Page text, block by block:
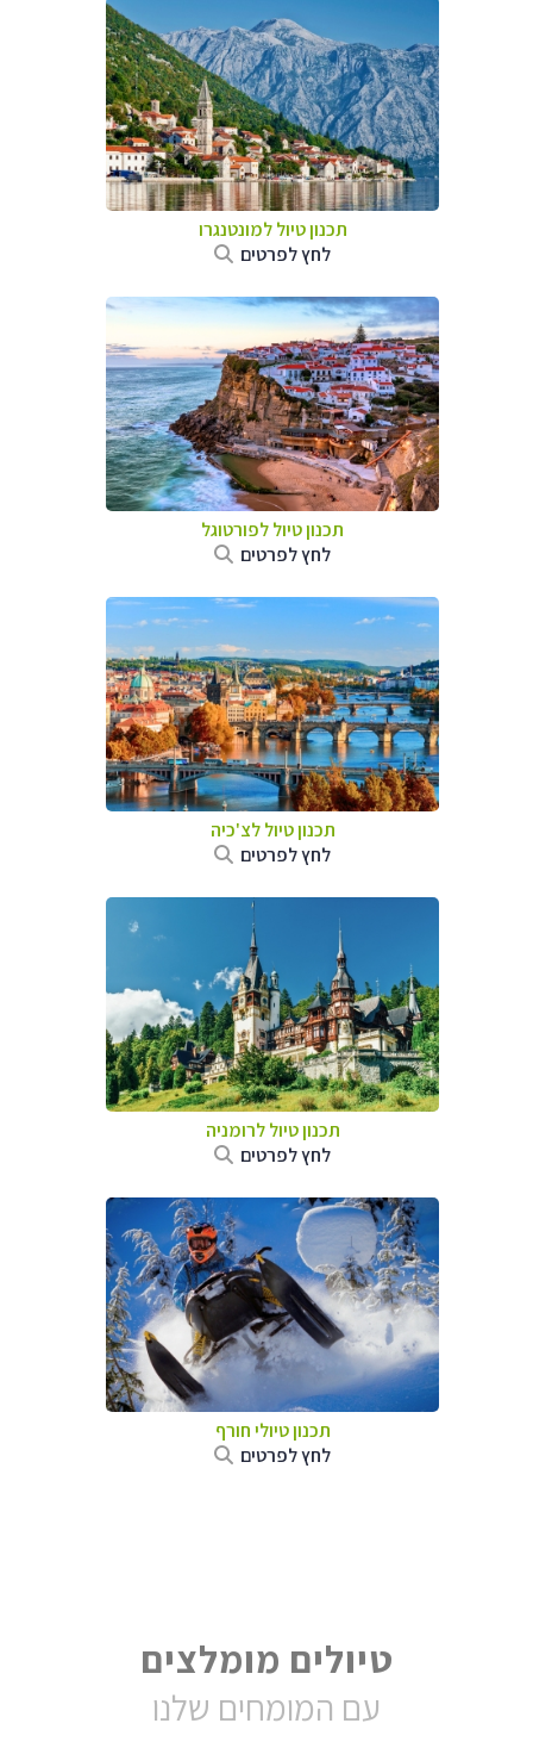
תכנון טיול למונטנגרו
לחץ לפרטים
תכנון טיול לפורטוגל
לחץ לפרטים
תכנון טיול לצ'כיה
לחץ לפרטים
תכנון טיול לרומניה
לחץ לפרטים
תכנון טיולי חורף
לחץ לפרטים
טיולים מומלצים
עם המומחים שלנו